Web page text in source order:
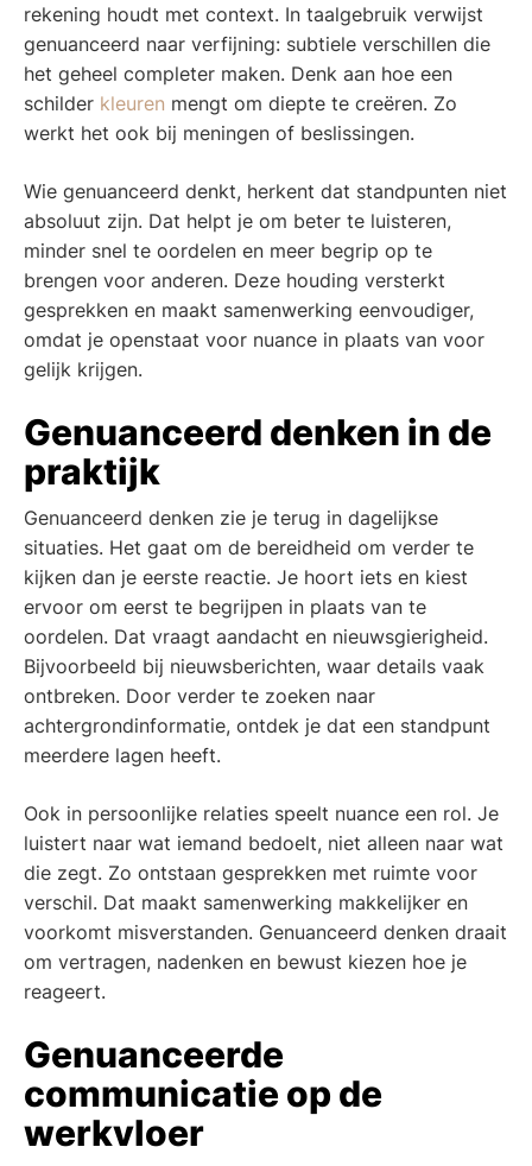
rekening houdt met context. In taalgebruik verwijst
genuanceerd naar verfijning: subtiele verschillen die
het geheel completer maken. Denk aan hoe een
schilder kleuren mengt om diepte te creëren. Zo
werkt het ook bij meningen of beslissingen.
Wie genuanceerd denkt, herkent dat standpunten niet
absoluut zijn. Dat helpt je om beter te luisteren,
minder snel te oordelen en meer begrip op te
brengen voor anderen. Deze houding versterkt
gesprekken en maakt samenwerking eenvoudiger,
omdat je openstaat voor nuance in plaats van voor
gelijk krijgen.
Genuanceerd denken in de
praktijk
Genuanceerd denken zie je terug in dagelijkse
situaties. Het gaat om de bereidheid om verder te
kijken dan je eerste reactie. Je hoort iets en kiest
ervoor om eerst te begrijpen in plaats van te
oordelen. Dat vraagt aandacht en nieuwsgierigheid.
Bijvoorbeeld bij nieuwsberichten, waar details vaak
ontbreken. Door verder te zoeken naar
achtergrondinformatie, ontdek je dat een standpunt
meerdere lagen heeft.
Ook in persoonlijke relaties speelt nuance een rol. Je
luistert naar wat iemand bedoelt, niet alleen naar wat
die zegt. Zo ontstaan gesprekken met ruimte voor
verschil. Dat maakt samenwerking makkelijker en
voorkomt misverstanden. Genuanceerd denken draait
om vertragen, nadenken en bewust kiezen hoe je
reageert.
Genuanceerde
communicatie op de
werkvloer